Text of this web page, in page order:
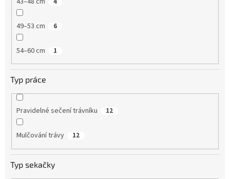
49–53 cm 6
54–60 cm 1
Typ práce
Pravidelné sečení trávníku 12
Mulčování trávy 12
Typ sekačky